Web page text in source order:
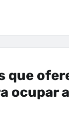
que
ocupar